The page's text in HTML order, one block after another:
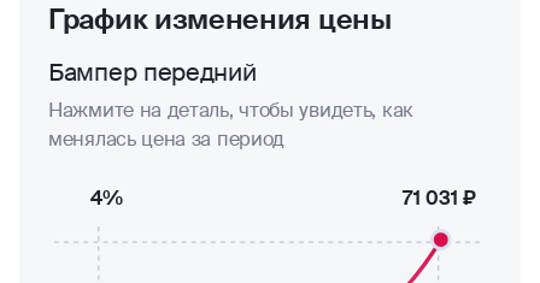
График изменения цены
Бампер передний
Нажмите на деталь, чтобы увидеть, как
менялась цена за период
71 031 ₽
4%